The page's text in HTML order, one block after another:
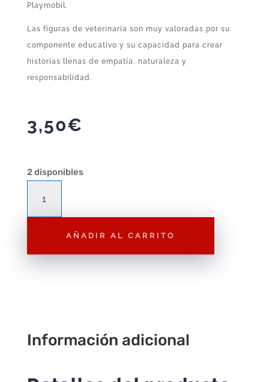
Playmobil.
Las figuras de veterinaria son muy valoradas por su
componente educativo y su capacidad para crear
historias llenas de empatía, naturaleza y
responsabilidad.
3,50€
2 disponibles
Playmobil
Veterinaria
Playmobil
AÑADIR AL CARRITO
Información adicional